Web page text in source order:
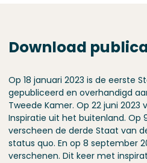
Download
Op 18 januari 2023 is de eerste
gepubliceerd en overhandigd
Tweede Kamer. Op 22 juni 2023
Inspiratie uit het buitenland. Op
verscheen de derde Staat van
status quo. En op 8 september
verschenen. Dit keer met